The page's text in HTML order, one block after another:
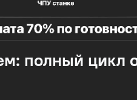
полный цикл